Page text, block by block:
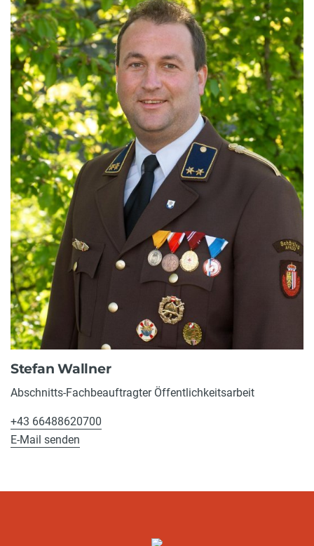
Stefan Wallner
Abschnitts-Fachbeauftragter Öffentlichkeitsarbeit
+43 66488620700
E-Mail senden